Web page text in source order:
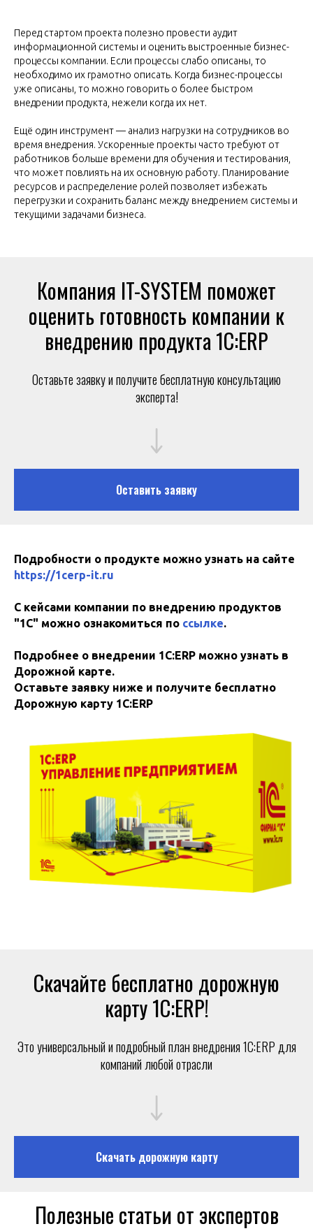
Перед стартом проекта полезно провести аудит
информационной системы и оценить выстроенные бизнес-
процессы компании. Если процессы слабо описаны, то
необходимо их грамотно описать. Когда бизнес-процессы
уже описаны, то можно говорить о более быстром
внедрении продукта, нежели когда их нет.
Ещё один инструмент — анализ нагрузки на сотрудников во
время внедрения. Ускоренные проекты часто требуют от
работников больше времени для обучения и тестирования,
что может повлиять на их основную работу. Планирование
ресурсов и распределение ролей позволяет избежать
перегрузки и сохранить баланс между внедрением системы и
текущими задачами бизнеса.
Компания IT-SYSTEM поможет
оценить готовность компании к
внедрению продукта 1С:ERP
Оставьте заявку и получите бесплатную консультацию
эксперта!
Оставить заявку
Подробности о продукте можно узнать на сайте
https://1cerp-it.ru
С кейсами компании по внедрению продуктов
"1С" можно ознакомиться по ссылке.
Подробнее о внедрении 1C:ERP можно узнать в
Дорожной карте.
Оставьте заявку ниже и получите бесплатно
Дорожную карту 1C:ERP
Скачайте бесплатно дорожную
карту 1С:ERP!
Это универсальный и подробный план внедрения 1С:ERP для
компаний любой отрасли
Скачать дорожную карту
Полезные статьи от экспертов